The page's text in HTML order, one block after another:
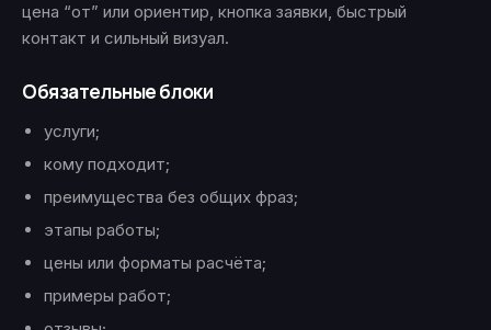
цена “от” или ориентир, кнопка заявки, быстрый
контакт и сильный визуал.
Обязательные блоки
услуги;
кому подходит;
преимущества без общих фраз;
этапы работы;
цены или форматы расчёта;
примеры работ;